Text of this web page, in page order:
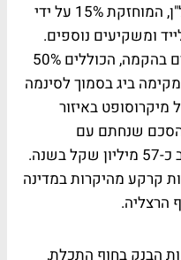
חברת חוף התכלת הינה חברת נדל"ן, המוחזקת 15% על ידי
אלייד ומשקיעים נוספים.
בבעלות חוף התכלת שני פרויקטים בהקמה, הכוללים 50%
ביג בסמוך לסינמה
של מיקרוסופט באיזור
שנחתם עם
מיקרוסופט ל-20 שנה, צפוי להניב כ-57 מיליון שקל בשנה.
קרקע מהיקרות במדינה
הרצליה.
הבנק בחוף התכלת,